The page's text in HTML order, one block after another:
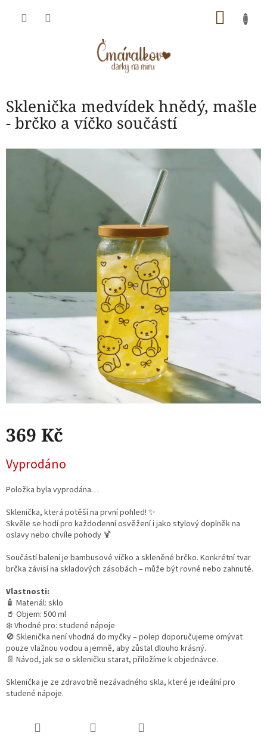
Sklenička medvídek hnědý, mašle
- brčko a víčko součástí
369 Kč
cena:
Vyprodáno
Položka byla vyprodána…
Sklenička, která potěší na první pohled! ✨
Skvěle se hodí pro každodenní osvěžení i jako stylový doplněk na
oslavy nebo chvíle pohody 🍹
Součástí balení je bambusové víčko a skleněné brčko. Konkrétní tvar
brčka závisí na skladových zásobách – může být rovné nebo zahnuté.
Vlastnosti:
🧴 Materiál: sklo
🥤 Objem: 500 ml
❄️ Vhodné pro: studené nápoje
🚫 Sklenička není vhodná do myčky – polep doporučujeme omývat
pouze vlažnou vodou a jemně, aby zůstal dlouho krásný.
📄 Návod, jak se o skleničku starat, přiložíme k objednávce.
Sklenička je ze zdravotně nezávadného skla, které je ideální pro
studené nápoje.